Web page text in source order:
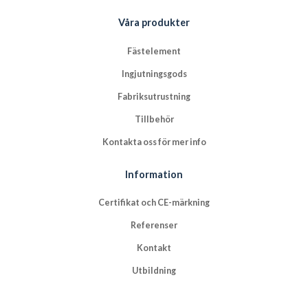
Våra produkter
Fästelement
Ingjutningsgods
Fabriksutrustning
Tillbehör
Kontakta oss för mer info
Information
Certifikat och CE-märkning
Referenser
Kontakt
Utbildning